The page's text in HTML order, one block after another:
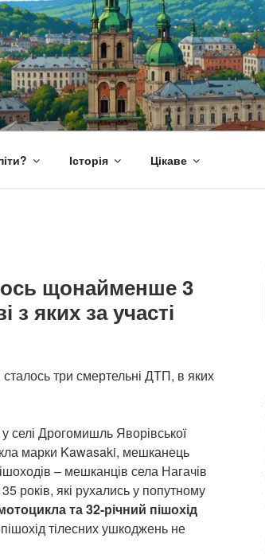
Історія Цікаве
щонайменше 3
з яких за участі
три смертельні ДТП, в яких
селі Дрогомишль Яворівської
марки Kawasaki, мешканець
– мешканців села Нагачів
років, які рухались у попутному
та 32-річний пішохід
тілесних ушкоджень не